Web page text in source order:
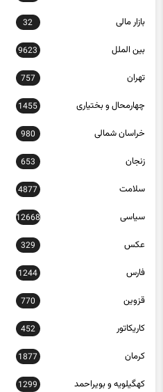
بازار مالی 32
بین الملل 9623
تهران 757
چهارمحال و بختیاری 1455
خراسان شمالی 980
زنجان 653
سلامت 4877
سیاسی 12668
عکس 329
فارس 1244
قزوین 770
کاریکاتور 452
کرمان 1877
کهگیلویه و بویراحمد 1299